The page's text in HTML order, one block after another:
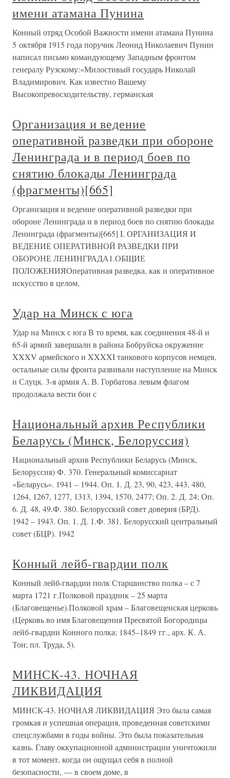
имени атамана Пунина
Конный отряд Особой Важности имени атамана Пунина
5 октября 1915 года поручик Леонид Николаевич Пунин
написал письмо командующему Западным фронтом
генералу Рузскому:«Милостивый государь Николай
Владимирович. Как известно Вашему
Высокопревосходительству, германская
Организация и ведение
оперативной разведки при обороне
Ленинграда и в период боев по
снятию блокады Ленинграда
(фрагменты)[665]
Организация и ведение оперативной разведки при
обороне Ленинграда и в период боев по снятию блокады
Ленинграда (фрагменты)[665] I. ОРГАНИЗАЦИЯ И
ВЕДЕНИЕ ОПЕРАТИВНОЙ РАЗВЕДКИ ПРИ
ОБОРОНЕ ЛЕНИНГРАДА1.ОБЩИЕ
ПОЛОЖЕНИЯОперативная разведка, как и оперативное
искусство в целом,
Удар на Минск с юга
Удар на Минск с юга В то время, как соединения 48-й и
65-й армий завершали в района Бобруйска окружение
XXXV армейского и XXXXI танкового корпусов немцев,
остальные силы фронта развивали наступление на Минск
и Слуцк. 3-я армия А. В. Горбатова левым флагом
продолжала вести бои с
Национальный архив Республики
Беларусь (Минск, Белоруссия)
Национальный архив Республики Беларусь (Минск,
Белоруссия) Ф. 370. Генеральный комиссариат
«Беларусь». 1941 – 1944. Оп. 1. Д. 23, 90, 423, 443, 480,
1264, 1267, 1277, 1313, 1394, 1570, 2477; Оп. 2. Д. 24; Оп.
6. Д. 48, 49.Ф. 380. Белорусский совет доверия (БРД).
1942 – 1943. Оп. 1. Д. 1.Ф. 381. Белорусский центральный
совет (БЦР). 1942
Конный лейб-гвардии полк
Конный лейб-гвардии полк Старшинство полка – с 7
марта 1721 г.Полковой праздник – 25 марта
(Благовещенье).Полковой храм – Благовещенская церковь
(Церковь во имя Благовещения Пресвятой Богородицы
лейб-гвардии Конного полка; 1845–1849 гг., арх. К. А.
Тон; пл. Труда, 5).
МИНСК-43. НОЧНАЯ
ЛИКВИДАЦИЯ
МИНСК-43. НОЧНАЯ ЛИКВИДАЦИЯ Это была самая
громкая и успешная операция, проведенная советскими
спецслужбами в годы войны. Это была показательная
казнь. Главу оккупационной администрации уничтожили
в тот момент, когда он ощущал себя в полной
безопасности, — в своем доме, в